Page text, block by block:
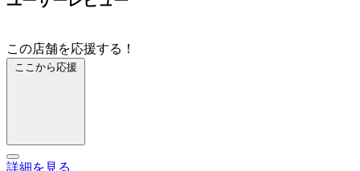
この店舗を応援する！
ここから応援
詳細を見る